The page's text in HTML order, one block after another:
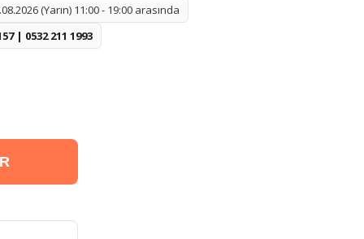
(Yarın) 11:00 - 19:00 arasında
| 0532 211 1993